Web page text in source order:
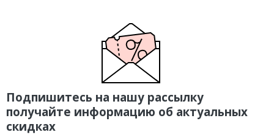
Подпишитесь на нашу рассылку
получайте информацию об актуальных
скидках